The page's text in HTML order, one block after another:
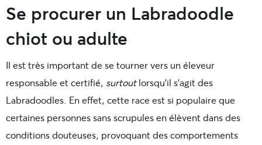
Se procurer un Labradoodle
chiot ou adulte
Il est très important de se tourner vers un éleveur
responsable et certifié, surtoutlorsqu’il s’agit des
Labradoodles. En effet, cette race est si populaire que
certaines personnes sans scrupules en élèvent dans des
conditions douteuses, provoquant des comportements